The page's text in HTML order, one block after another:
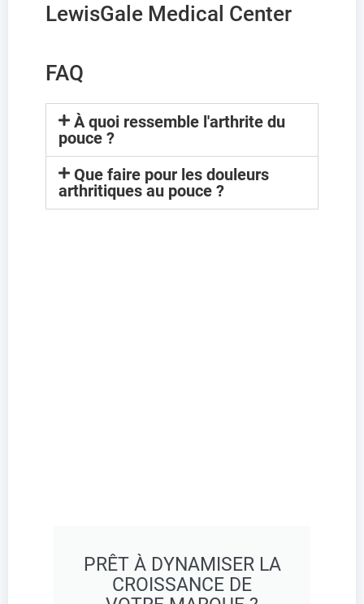
LewisGale Medical Center
FAQ
À quoi ressemble l'arthrite du
pouce ?
Que faire pour les douleurs
arthritiques au pouce ?
PRÊT À DYNAMISER LA
CROISSANCE DE